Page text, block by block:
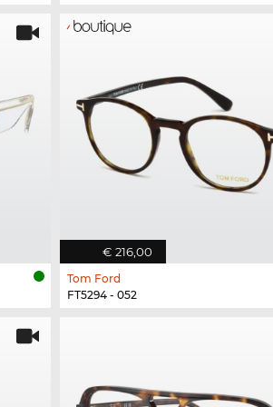
€ 216,00
Tom Ford
FT5294 - 052